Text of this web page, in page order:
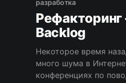
самыми лучшими в
что рекомендуют
по карьерному росту
советует будущим
разработка
Рефакторинг
Backlog
Некоторое время
много шума в
конференциях по